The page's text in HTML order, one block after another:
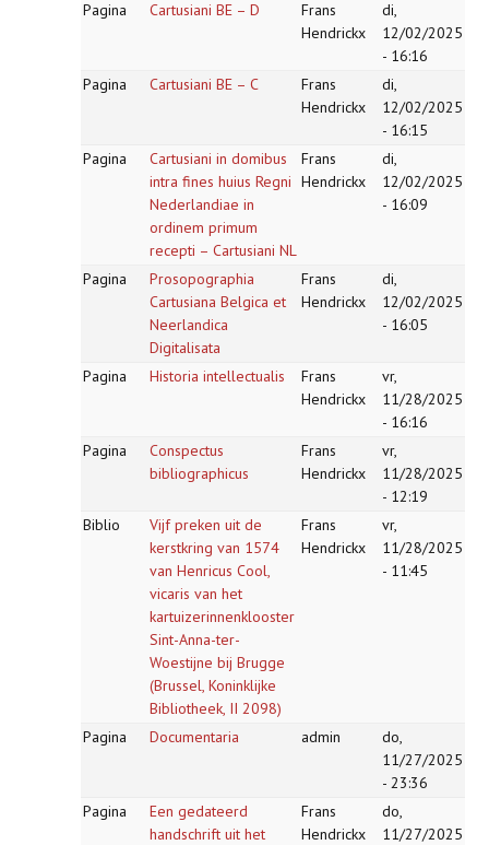
Pagina
Cartusiani BE – D
Frans
Hendrickx
di,
12/02/2025
- 16:16
Pagina
Cartusiani BE – C
Frans
Hendrickx
di,
12/02/2025
- 16:15
Pagina
Cartusiani in domibus
intra fines huius Regni
Nederlandiae in
ordinem primum
recepti – Cartusiani NL
Frans
Hendrickx
di,
12/02/2025
- 16:09
Pagina
Prosopographia
Cartusiana Belgica et
Neerlandica
Digitalisata
Frans
Hendrickx
di,
12/02/2025
- 16:05
Pagina Historia intellectualis
Frans
Hendrickx
vr,
11/28/2025
- 16:16
Pagina
Conspectus
bibliographicus
Frans
Hendrickx
vr,
11/28/2025
- 12:19
Biblio
Vijf preken uit de
kerstkring van 1574
van Henricus Cool,
vicaris van het
kartuizerinnenklooster
Sint-Anna-ter-
Woestijne bij Brugge
(Brussel, Koninklijke
Bibliotheek, II 2098)
Frans
Hendrickx
vr,
11/28/2025
- 11:45
Pagina Documentaria admin
do,
11/27/2025
- 23:36
Pagina
Een gedateerd
handschrift uit het
Frans
Hendrickx
do,
11/27/2025